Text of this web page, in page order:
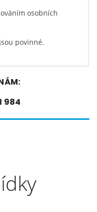
osobních
jsou povinné.
984